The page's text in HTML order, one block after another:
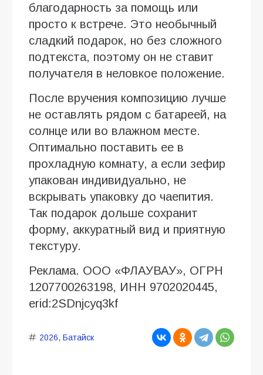
благодарность за помощь или
просто к встрече. Это необычный
сладкий подарок, но без сложного
подтекста, поэтому он не ставит
получателя в неловкое положение.
После вручения композицию лучше
не оставлять рядом с батареей, на
солнце или во влажном месте.
Оптимально поставить ее в
прохладную комнату, а если зефир
упакован индивидуально, не
вскрывать упаковку до чаепития.
Так подарок дольше сохранит
форму, аккуратный вид и приятную
текстуру.
Реклама. ООО «ФЛАУВАУ», ОГРН
1207700263198, ИНН 9702020445,
erid:2SDnjcyq3kf
2026, Батайск